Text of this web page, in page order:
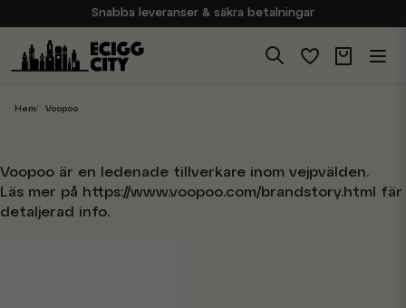
Snabba leveranser & säkra betalningar
Handla i vår butik på Sveavägen
Brett sortiment av produkter
Hem Voopoo
Voopoo är en ledenade tillverkare inom vejpvälden.
Läs mer på https://www.voopoo.com/brandstory.html
fär
detaljerad info.